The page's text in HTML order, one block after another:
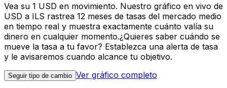
Vea su 1 USD en movimiento. Nuestro gráfico en vivo de
USD a ILS rastrea 12 meses de tasas del mercado medio
en tiempo real y muestra exactamente cuánto valía su
dinero en cualquier momento.¿Quieres saber cuándo se
mueve la tasa a tu favor? Establezca una alerta de tasa
y le avisaremos cuando alcance tu objetivo.
Seguir tipo de cambio Ver gráfico completo